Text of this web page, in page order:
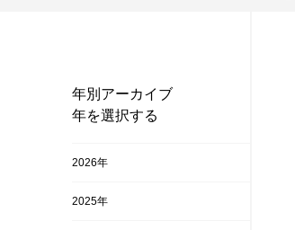
年別アーカイブ
年を選択する
2026年
2025年